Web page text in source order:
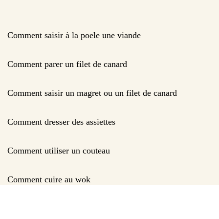
Comment saisir à la poele une viande
Comment parer un filet de canard
Comment saisir un magret ou un filet de canard
Comment dresser des assiettes
Comment utiliser un couteau
Comment cuire au wok